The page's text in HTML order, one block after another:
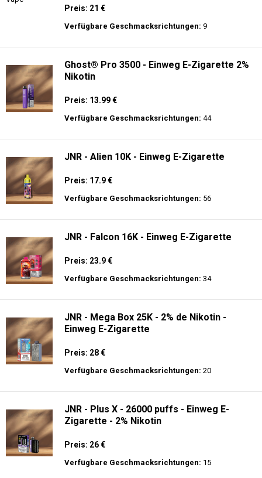
Preis: 21 €
Verfügbare Geschmacksrichtungen: 9
Ghost® Pro 3500 - Einweg E-Zigarette 2%
Nikotin
Preis: 13.99 €
Verfügbare Geschmacksrichtungen: 44
JNR - Alien 10K - Einweg E-Zigarette
Preis: 17.9 €
Verfügbare Geschmacksrichtungen: 56
JNR - Falcon 16K - Einweg E-Zigarette
Preis: 23.9 €
Verfügbare Geschmacksrichtungen: 34
JNR - Mega Box 25K - 2% de Nikotin -
Einweg E-Zigarette
Preis: 28 €
Verfügbare Geschmacksrichtungen: 20
JNR - Plus X - 26000 puffs - Einweg E-
Zigarette - 2% Nikotin
Preis: 26 €
Verfügbare Geschmacksrichtungen: 15